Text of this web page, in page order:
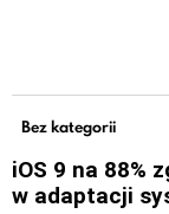
Bez kategorii
iOS 9 na 88%
w adaptacji